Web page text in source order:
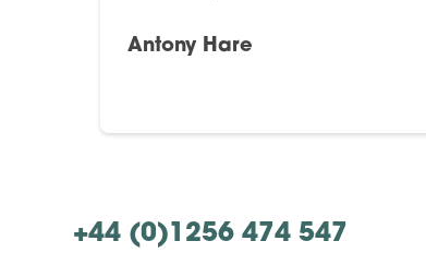
Antony Hare
+44 (0)1256 474 547